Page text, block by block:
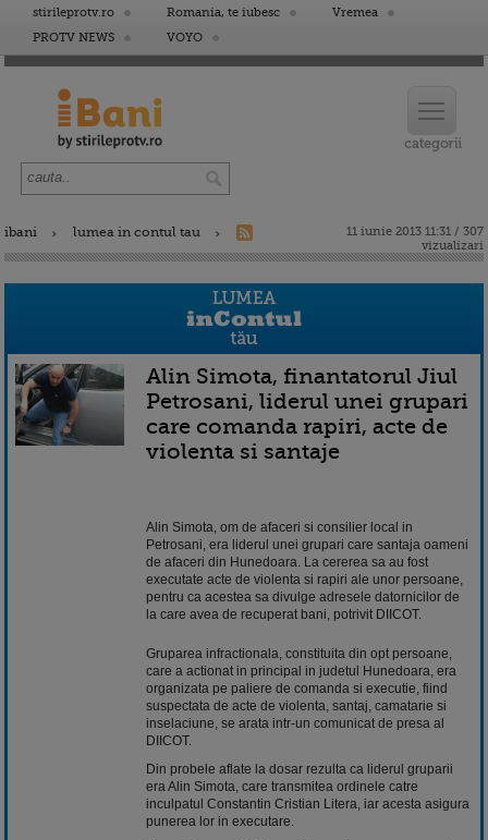
stirileprotv.ro Romania, te iubesc
Vremea
PROTV NEWS
VOYO
ibani lumea in contul tau
11 iunie 2013 11:31 / 307
vizualizari
Alin Simota, finantatorul Jiul
Petrosani, liderul unei grupari
care comanda rapiri, acte de
violenta si santaje
Alin Simota, om de afaceri si consilier local in
Petrosani, era liderul unei grupari care santaja oameni
de afaceri din Hunedoara. La cererea sa au fost
executate acte de violenta si rapiri ale unor persoane,
pentru ca acestea sa divulge adresele datornicilor de
la care avea de recuperat bani, potrivit DIICOT.
Gruparea infractionala, constituita din opt persoane,
care a actionat in principal in judetul Hunedoara, era
organizata pe paliere de comanda si executie, fiind
suspectata de acte de violenta, santaj, camatarie si
inselaciune, se arata intr-un comunicat de presa al
DIICOT.
Din probele aflate la dosar rezulta ca liderul gruparii
era Alin Simota, care transmitea ordinele catre
inculpatul Constantin Cristian Litera, iar acesta asigura
punerea lor in executare.